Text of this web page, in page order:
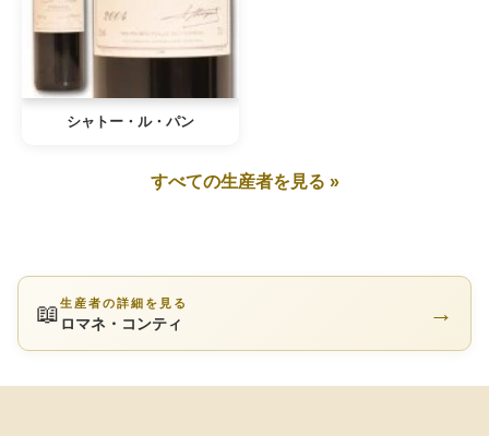
シャトー・ル・パン
すべての生産者を見る »
📖生産者の詳細を見る
ロマネ・コンティ →